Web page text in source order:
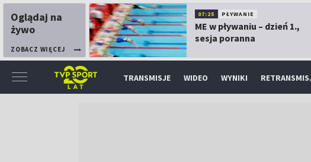
Oglądaj na
żywo
ZOBACZ WIĘCEJ
07:25 PŁYWANIE
ME w pływaniu – dzień 1.,
sesja poranna
TRANSMISJE WIDEO WYNIKI